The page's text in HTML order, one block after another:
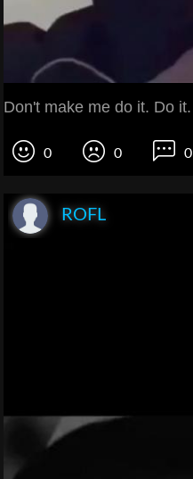
Don't make me do it. Do it.
0 0 0
ROFL